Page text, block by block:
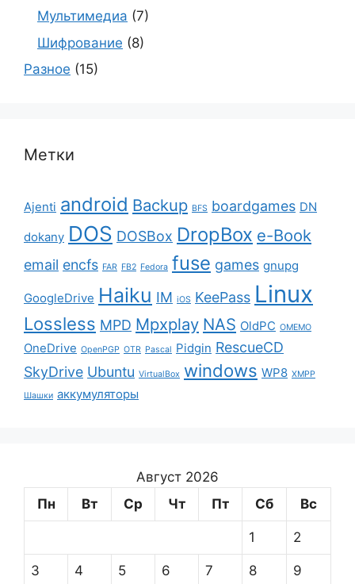
Мультимедиа (7)
Шифрование (8)
Разное (15)
Метки
Ajenti android Backup BFS boardgames DN
dokany DOS DOSBox DropBox e-Book
email encfs FAR FB2 Fedora fuse games gnupg
GoogleDrive Haiku IM iOS KeePass Linux
Lossless MPD Mpxplay NAS OldPC OMEMO
OneDrive OpenPGP OTR Pascal Pidgin RescueCD
SkyDrive Ubuntu VirtualBox windows WP8 XMPP
Шашки аккумуляторы
Август 2026
Пн
Вт Ср Чт Пт Сб Вс
1 2
3 4 5 6 7 8 9